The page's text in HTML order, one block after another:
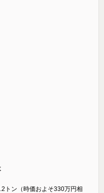
トン（時価およそ330万円相